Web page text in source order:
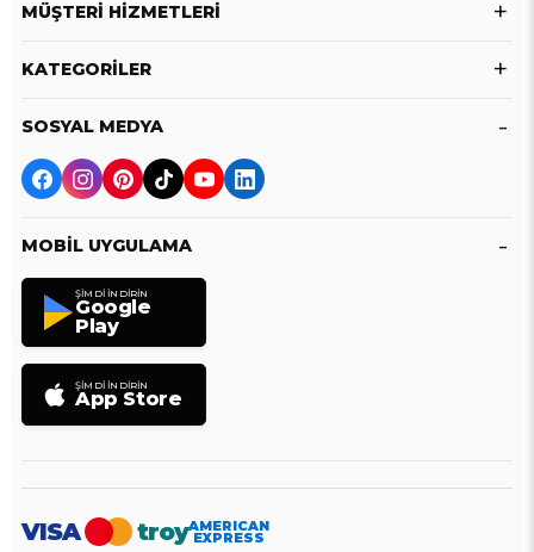
MÜŞTERI HIZMETLERI
KATEGORILER
SOSYAL MEDYA
MOBIL UYGULAMA
ŞIMDI İNDIRIN
Google
Play
ŞIMDI İNDIRIN
App Store
VISA troyAMERICAN
EXPRESS